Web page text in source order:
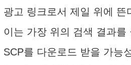
광고 링크로서 제일 위에 뜬
이는 가장 위의 검색 결과를
SCP를 다운로드 받을 가능